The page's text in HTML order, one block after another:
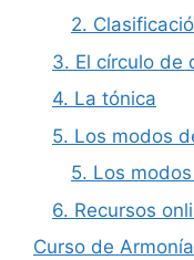
2.
3. El círculo de
4. La tónica
5. Los modos
5. Los
6. Recursos
Curso de Armonía